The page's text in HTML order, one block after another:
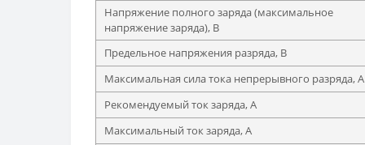
Напряжение полного заряда (максимальное
напряжение заряда), В
Предельное напряжения разряда, В
Максимальная сила тока непрерывного разряда, А
Рекомендуемый ток заряда, А
Максимальный ток заряда, А